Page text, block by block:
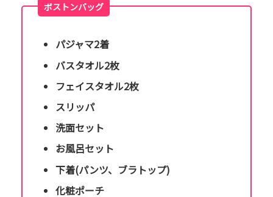
ボストンバッグ
パジャマ2着
バスタオル2枚
フェイスタオル2枚
スリッパ
洗面セット
お風呂セット
下着(パンツ、ブラトップ)
化粧ポーチ